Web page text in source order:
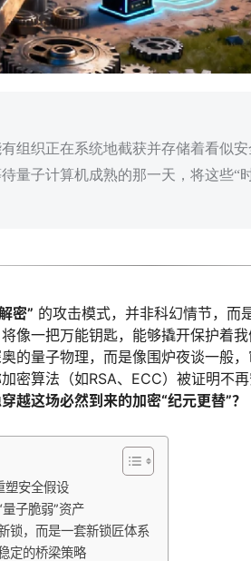
组织正在系统地截获并存储着看似
量子计算机成熟的那一天，将这些“
密” 的攻击模式，并非科幻情节，而
像一把万能钥匙，能够撬开保护着
的量子物理，而是像围炉夜谈一般
密算法（如RSA、ECC）被证明不再
越这场必然到来的加密“纪元更替”？
塑安全假设
子脆弱”资产
锁，而是一套新锁匠体系
定的桥梁策略